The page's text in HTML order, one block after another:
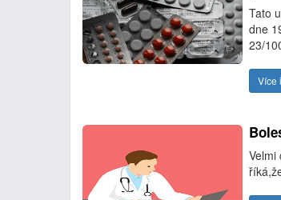
Tato
dne
23/
Více
Velmi